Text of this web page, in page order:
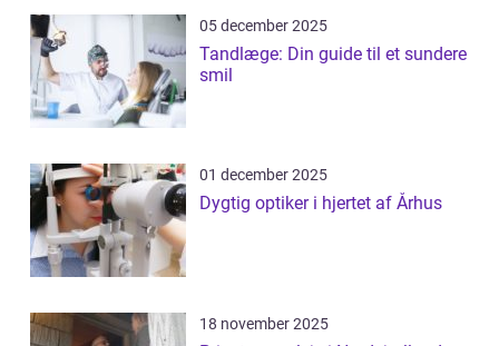
05 december 2025
Tandlæge: Din guide til et sundere
smil
01 december 2025
Dygtig optiker i hjertet af Århus
18 november 2025